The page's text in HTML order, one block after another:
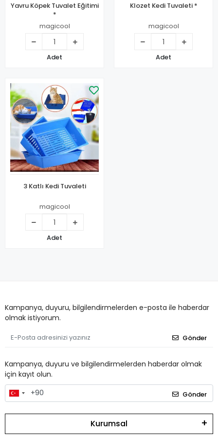
Yavru Köpek Tuvalet Eğitimi
*
magicool
Adet
Klozet Kedi Tuvaleti *
magicool
Adet
3 Katlı Kedi Tuvaleti
magicool
Adet
Kampanya, duyuru, bilgilendirmelerden e-posta ile haberdar
olmak istiyorum.
Gönder
Kampanya, duyuru ve bilgilendirmelerden haberdar olmak
için kayıt olun.
Gönder
Kurumsal